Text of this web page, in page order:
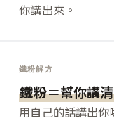
你講出來。
鐵粉解方
鐵粉＝幫你講
用自己的話講出